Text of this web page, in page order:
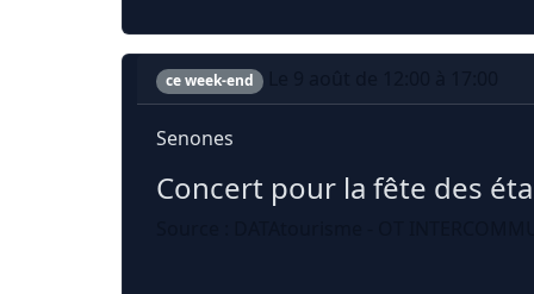
ce week-end Le 9 août de 12:00 à 17:00
Senones
Concert pour la fête des